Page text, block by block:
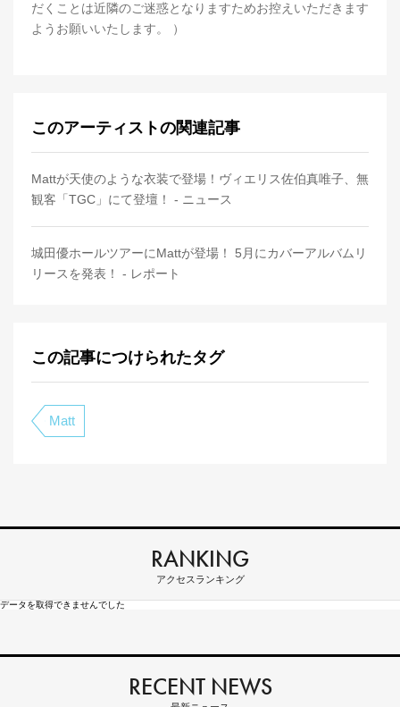
だくことは近隣のご迷惑となりますためお控えいただきます
ようお願いいたします。 ）
このアーティストの関連記事
Mattが天使のような衣装で登場！ヴィエリス佐伯真唯子、無
観客「TGC」にて登壇！ - ニュース
城田優ホールツアーにMattが登場！ 5月にカバーアルバムリ
リースを発表！ - レポート
この記事につけられたタグ
Matt
RANKING
アクセスランキング
データを取得できませんでした
RECENT NEWS